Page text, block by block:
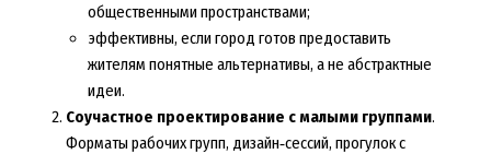
общественными пространствами;
эффективны, если город готов предоставить
жителям понятные альтернативы, а не абстрактные
идеи.
Соучастное проектирование с малыми группами.
Форматы рабочих групп, дизайн‑сессий, прогулок с